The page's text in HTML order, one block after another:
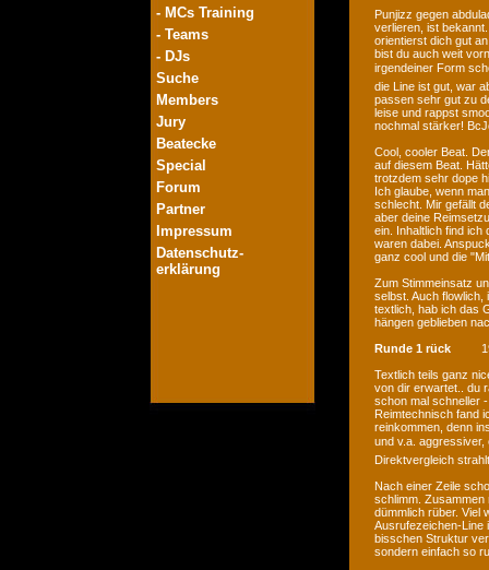
- MCs Training
- Teams
- DJs
Suche
Members
Jury
Beatecke
Special
Forum
Partner
Impressum
Datenschutz-
erklärung
Punjizz gegen
verlieren, ist
orientierst dich gut
bist du auch weit
irgendeiner Form
die Line ist gut, war
passen sehr gut zu
leise und rappst
nochmal stärker!
Cool, cooler Beat.
auf diesem Beat.
trotzdem sehr dope
Ich glaube, wenn
schlecht. Mir gefällt
aber deine
ein. Inhaltlich find
waren dabei.
ganz cool und die
Zum Stimmeinsatz
selbst. Auch flowlich,
textlich, hab ich das
hängen geblieben
Runde 1 rück
Textlich teils ganz
von dir erwartet.. du
schon mal schneller
Reimtechnisch fand
reinkommen, denn
und v.a. aggressiver,
Direktvergleich
Nach einer Zeile
schlimm. Zusammen
dümmlich rüber. Viel
Ausrufezeichen-Line
bisschen Struktur
sondern einfach so